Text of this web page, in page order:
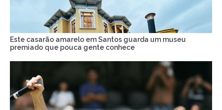
Este casarão amarelo em Santos guarda um museu
premiado que pouca gente conhece